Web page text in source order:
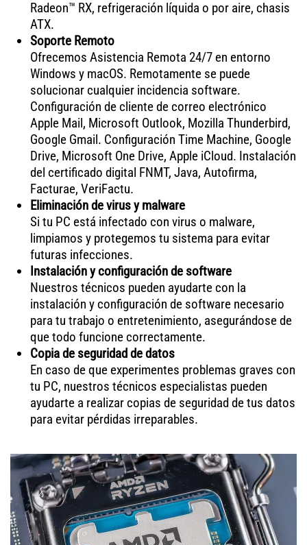
Radeon™ RX, refrigeración líquida o por aire, chasis
ATX.
Soporte Remoto
Ofrecemos Asistencia Remota 24/7 en entorno
Windows y macOS. Remotamente se puede
solucionar cualquier incidencia software.
Configuración de cliente de correo electrónico
Apple Mail, Microsoft Outlook, Mozilla Thunderbird,
Google Gmail. Configuración Time Machine, Google
Drive, Microsoft One Drive, Apple iCloud. Instalación
del certificado digital FNMT, Java, Autofirma,
Facturae, VeriFactu.
Eliminación de virus y malware
Si tu PC está infectado con virus o malware,
limpiamos y protegemos tu sistema para evitar
futuras infecciones.
Instalación y configuración de software
Nuestros técnicos pueden ayudarte con la
instalación y configuración de software necesario
para tu trabajo o entretenimiento, asegurándose de
que todo funcione correctamente.
Copia de seguridad de datos
En caso de que experimentes problemas graves con
tu PC, nuestros técnicos especialistas pueden
ayudarte a realizar copias de seguridad de tus datos
para evitar pérdidas irreparables.